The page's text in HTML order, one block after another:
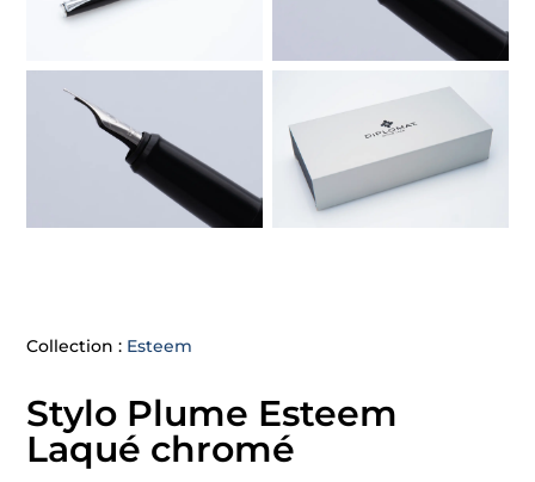
Collection : Esteem
Stylo Plume Esteem
Laqué chromé